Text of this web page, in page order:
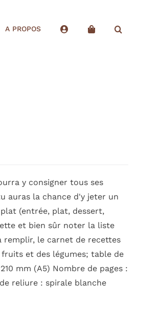
A PROPOS
y consigner tous ses
auras la chance d'y jeter un
(entrée, plat, dessert,
et bien sûr noter la liste
remplir, le carnet de recettes
et des légumes; table de
mm (A5) Nombre de pages :
reliure : spirale blanche